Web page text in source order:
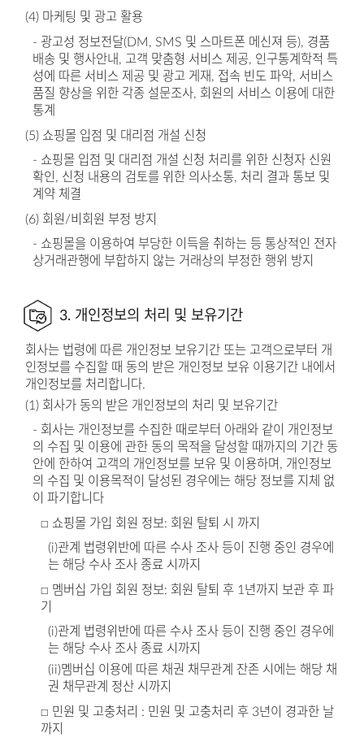
(4) 마케팅 및 광고 활용
- 광고성 정보전달(DM, SMS 및 스마트폰 메신져 등), 경품
배송 및 행사안내, 고객 맞춤형 서비스 제공, 인구통계학적 특
성에 따른 서비스 제공 및 광고 게재, 접속 빈도 파악, 서비스
품질 향상을 위한 각종 설문조사, 회원의 서비스 이용에 대한
통계
(5) 쇼핑몰 입점 및 대리점 개설 신청
- 쇼핑몰 입점 및 대리점 개설 신청 처리를 위한 신청자 신원
확인, 신청 내용의 검토를 위한 의사소통, 처리 결과 통보 및
계약 체결
(6) 회원/비회원 부정 방지
- 쇼핑몰을 이용하여 부당한 이득을 취하는 등 통상적인 전자
상거래관행에 부합하지 않는 거래상의 부정한 행위 방지
3. 개인정보의 처리 및 보유기간
회사는 법령에 따른 개인정보 보유기간 또는 고객으로부터 개
인정보를 수집할 때 동의 받은 개인정보 보유 이용기간 내에서
개인정보를 처리합니다.
(1) 회사가 동의 받은 개인정보의 처리 및 보유기간
- 회사는 개인정보를 수집한 때로부터 아래와 같이 개인정보
의 수집 및 이용에 관한 동의 목적을 달성할 때까지의 기간 동
안에 한하여 고객의 개인정보를 보유 및 이용하며, 개인정보
의 수집 및 이용목적이 달성된 경우에는 해당 정보를 지체 없
이 파기합니다
□ 쇼핑몰 가입 회원 정보: 회원 탈퇴 시 까지
(i)관계 법령위반에 따른 수사 조사 등이 진행 중인 경우에
는 해당 수사 조사 종료 시까지
□ 멤버십 가입 회원 정보: 회원 탈퇴 후 1년까지 보관 후 파
기
(i)관계 법령위반에 따른 수사 조사 등이 진행 중인 경우에
는 해당 수사 조사 종료 시까지
(ii)멤버십 이용에 따른 채권 채무관계 잔존 시에는 해당 채
권 채무관계 정산 시까지
□ 민원 및 고충처리 : 민원 및 고충처리 후 3년이 경과한 날
까지